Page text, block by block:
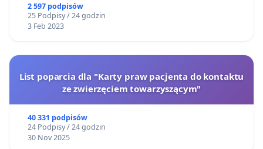
2 597 podpisów
25 Podpisy / 24 godzin
3 Feb 2023
List poparcia dla "Karty praw pacjenta do kontaktu
ze zwierzęciem towarzyszącym"
40 331 podpisów
24 Podpisy / 24 godzin
30 Nov 2025